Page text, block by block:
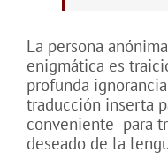
La persona
enigmática es
profunda
traducción inserta
conveniente para
deseado de la